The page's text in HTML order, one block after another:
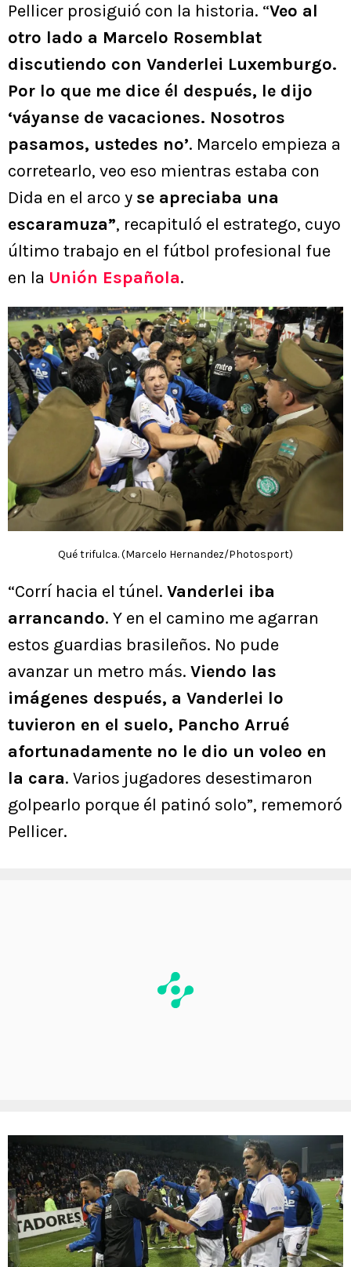
Pellicer prosiguió con la historia. “Veo al
otro lado a Marcelo Rosemblat
discutiendo con Vanderlei Luxemburgo.
Por lo que me dice él después, le dijo
‘váyanse de vacaciones. Nosotros
pasamos, ustedes no’. Marcelo empieza a
corretearlo, veo eso mientras estaba con
Dida en el arco y se apreciaba una
escaramuza”, recapituló el estratego, cuyo
último trabajo en el fútbol profesional fue
en la Unión Española.
Qué trifulca. (Marcelo Hernandez/Photosport)
“Corrí hacia el túnel. Vanderlei iba
arrancando. Y en el camino me agarran
estos guardias brasileños. No pude
avanzar un metro más. Viendo las
imágenes después, a Vanderlei lo
tuvieron en el suelo, Pancho Arrué
afortunadamente no le dio un voleo en
la cara. Varios jugadores desestimaron
golpearlo porque él patinó solo”, rememoró
Pellicer.